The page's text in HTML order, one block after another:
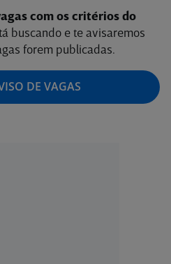
com os critérios do
buscando e te avisaremos
forem publicadas.
DE VAGAS